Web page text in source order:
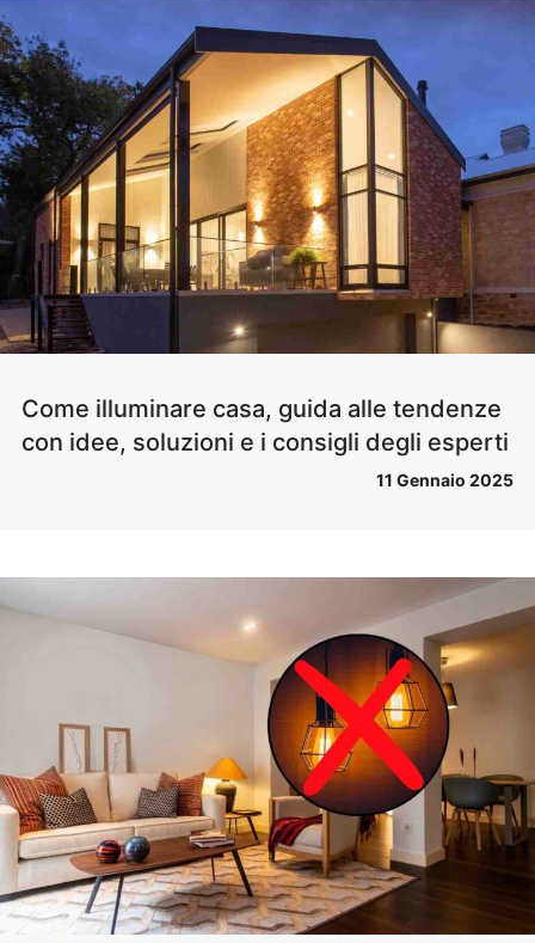
Come illuminare casa, guida alle tendenze
con idee, soluzioni e i consigli degli esperti
11 Gennaio 2025